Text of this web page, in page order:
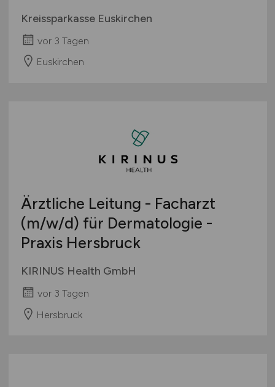
Kreissparkasse Euskirchen
vor 3 Tagen
Euskirchen
Ärztliche Leitung - Facharzt
(m/w/d) für Dermatologie -
Praxis Hersbruck
KIRINUS Health GmbH
vor 3 Tagen
Hersbruck